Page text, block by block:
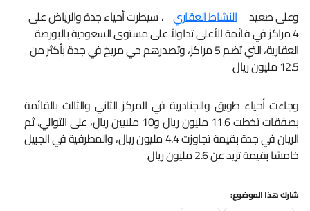
وعلى صعيد النشاط العقاري ، سيطرت أحياء جدة والرياض على
4 مراكز في قائمة الأعلى تداولاً على مستوى السعودية بالبورصة
العقارية، التي تضم 5 مراكز، وتصدرهم حي مريخ في جدة بأكثر من
12.5 مليون ريال.
وجاءت أحياء طويق والجنادرية في المركز الثاني والثالث بالقائمة
بصفقات تخطت 11.6 مليون ريال و10 ملايين ريال، على التوالي، ثم
الريان في جدة بقيمة تجاوزت 4.4 مليون ريال، والمطرفية في الجبيل
خامسًا بقيمة تزيد عن 2.6 مليون ريال.
شارك هذا الموضوع: